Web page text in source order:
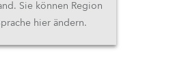
Sie können Region
hier ändern.